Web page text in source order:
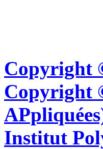
Copyright
Copyright
Institut